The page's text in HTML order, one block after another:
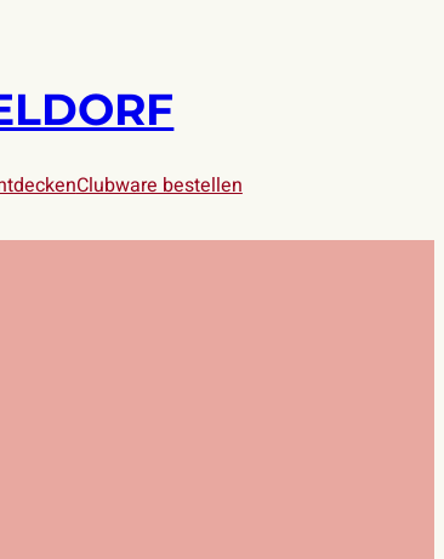
Clubware bestellen